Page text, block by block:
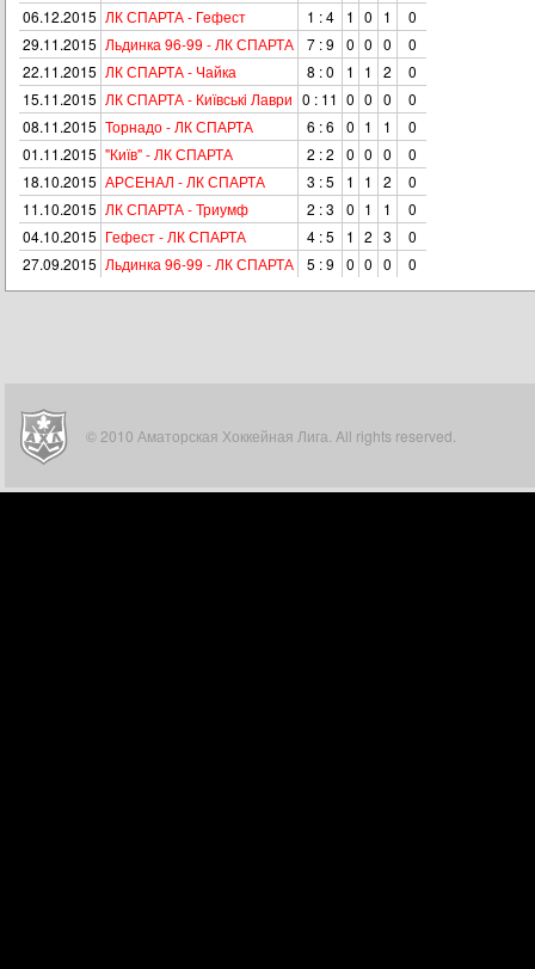
06.12.2015 ЛК СПАРТА - Гефест 1 : 4 1 0 1
0
29.11.2015 Льдинка 96-99 - ЛК СПАРТА 7 : 9 0 0 0
0
22.11.2015 ЛК СПАРТА - Чайка 8 : 0 1 1 2
0
15.11.2015 ЛК СПАРТА - Київськi Лаври 0 : 11 0 0 0
0
08.11.2015 Торнадо - ЛК СПАРТА 6 : 6 0 1 1
0
01.11.2015 "Київ" - ЛК СПАРТА 2 : 2 0 0 0
0
18.10.2015 АРСЕНАЛ - ЛК СПАРТА 3 : 5 1 1 2
0
11.10.2015 ЛК СПАРТА - Триумф 2 : 3 0 1 1
0
04.10.2015 Гефест - ЛК СПАРТА 4 : 5 1 2 3
0
27.09.2015 Льдинка 96-99 - ЛК СПАРТА 5 : 9 0 0 0 0
© 2010 Аматорская Хоккейная Лига. All rights reserved.